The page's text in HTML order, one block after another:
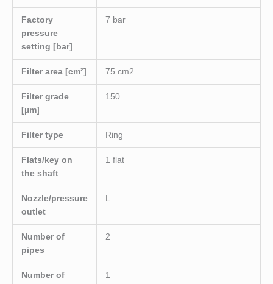
Factory
pressure
setting [bar]
7 bar
Filter area [cm²] 75 cm2
Filter grade
[µm]
150
Filter type Ring
Flats/key on
the shaft
1 flat
Nozzle/pressure
outlet
Number of
pipes
2
Number of
1